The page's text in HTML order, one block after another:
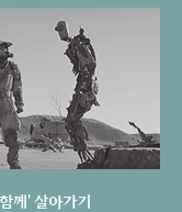
께' 살아가기